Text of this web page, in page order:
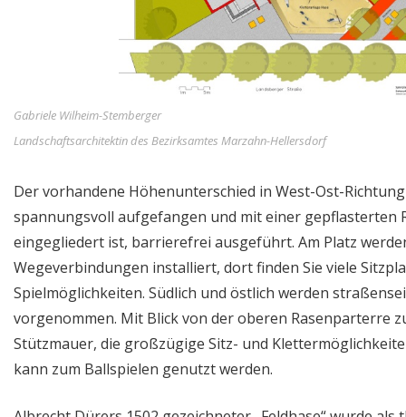
Gabriele Wilheim-Stemberger
Landschaftsarchitektin des Bezirksamtes Marzahn-Hellersdorf
Der vorhandene Höhenunterschied in West-Ost-
spannungsvoll aufgefangen und mit einer gepflasterten
eingegliedert ist, barrierefrei ausgeführt. Am Platz
Wegeverbindungen installiert, dort finden Sie viele
Spielmöglichkeiten. Südlich und östlich werden
vorgenommen. Mit Blick von der oberen Rasenparterre
Stützmauer, die großzügige Sitz- und
kann zum Ballspielen genutzt werden.